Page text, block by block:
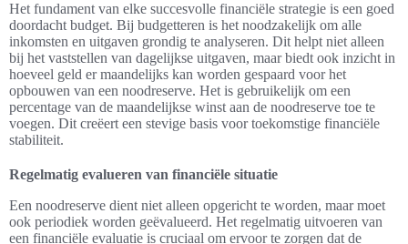
Het fundament van elke succesvolle financiële strategie is een goed
doordacht budget. Bij budgetteren is het noodzakelijk om alle
inkomsten en uitgaven grondig te analyseren. Dit helpt niet alleen
bij het vaststellen van dagelijkse uitgaven, maar biedt ook inzicht in
hoeveel geld er maandelijks kan worden gespaard voor het
opbouwen van een noodreserve. Het is gebruikelijk om een
percentage van de maandelijkse winst aan de noodreserve toe te
voegen. Dit creëert een stevige basis voor toekomstige financiële
stabiliteit.
Regelmatig evalueren van financiële situatie
Een noodreserve dient niet alleen opgericht te worden, maar moet
ook periodiek worden geëvalueerd. Het regelmatig uitvoeren van
een financiële evaluatie is cruciaal om ervoor te zorgen dat de